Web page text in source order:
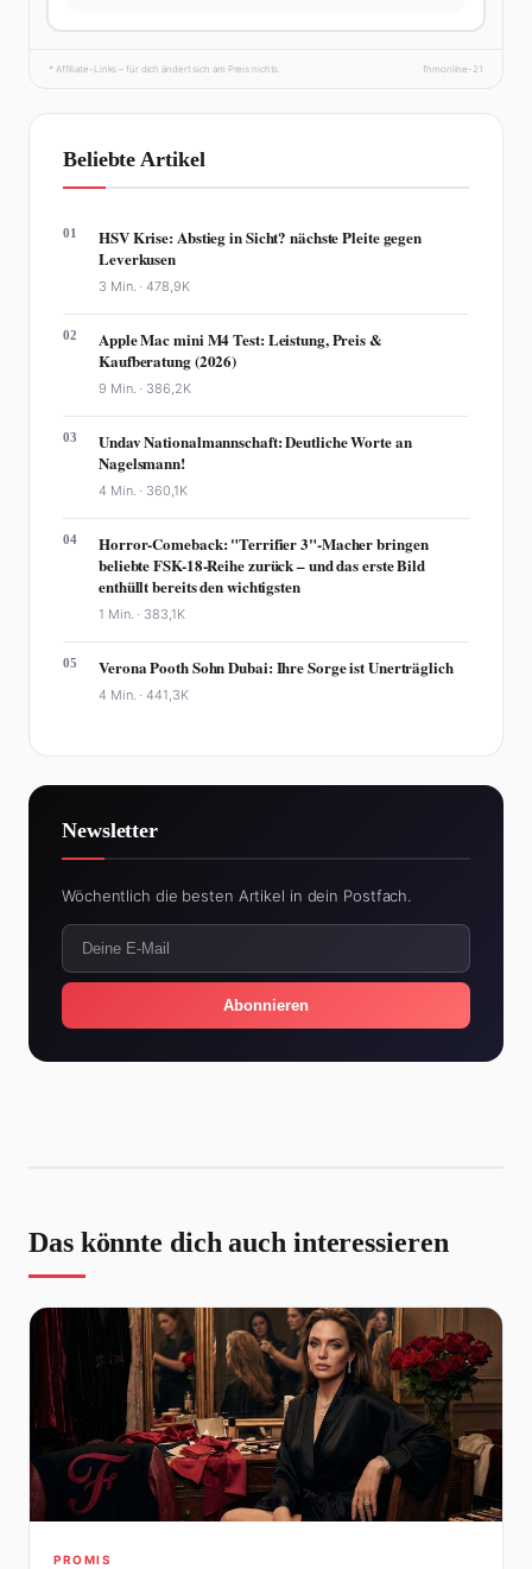
* Affiliate-Links – für dich ändert sich am Preis nichts. fhmonline-21
Beliebte Artikel
01
HSV Krise: Abstieg in Sicht? nächste Pleite gegen
Leverkusen
3 Min. ·478,9K
02
Apple Mac mini M4 Test: Leistung, Preis &
Kaufberatung (2026)
9 Min. · 386,2K
03
Undav Nationalmannschaft: Deutliche Worte an
Nagelsmann!
4 Min. · 360,1K
04
Horror-Comeback: "Terrifier 3"-Macher bringen
beliebte FSK-18-Reihe zurück – und das erste Bild
enthüllt bereits den wichtigsten
1 Min. · 383,1K
05 Verona Pooth Sohn Dubai: Ihre Sorge ist Unerträglich
4 Min. ·441,3K
Newsletter
Wöchentlich die besten Artikel in dein Postfach.
Abonnieren
Das könnte dich auch interessieren
PROMIS